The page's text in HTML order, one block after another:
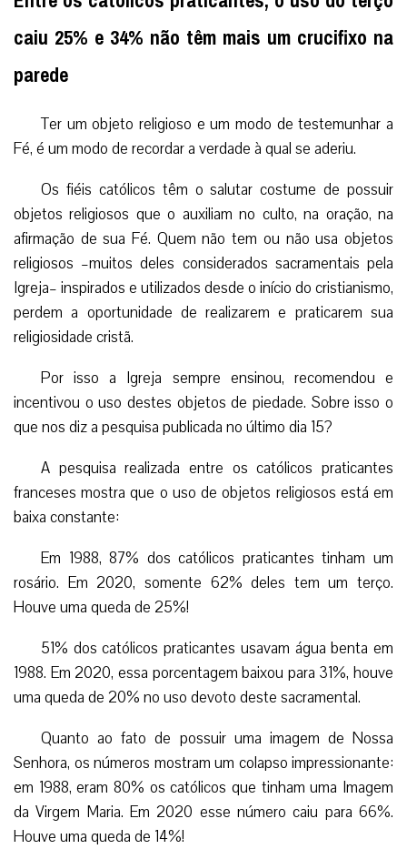
caiu 25% e 34% não têm mais um crucifixo na
parede
Ter um objeto religioso e um modo de testemunhar a
Fé, é um modo de recordar a verdade à qual se aderiu.
Os fiéis católicos têm o salutar costume de possuir
objetos religiosos que o auxiliam no culto, na oração, na
afirmação de sua Fé. Quem não tem ou não usa objetos
religiosos –muitos deles considerados sacramentais pela
Igreja– inspirados e utilizados desde o início do cristianismo,
perdem a oportunidade de realizarem e praticarem sua
religiosidade cristã.
Por isso a Igreja sempre ensinou, recomendou e
incentivou o uso destes objetos de piedade. Sobre isso o
que nos diz a pesquisa publicada no último dia 15?
A pesquisa realizada entre os católicos praticantes
franceses mostra que o uso de objetos religiosos está em
baixa constante:
Em 1988, 87% dos católicos praticantes tinham um
rosário. Em 2020, somente 62% deles tem um terço.
Houve uma queda de 25%!
51% dos católicos praticantes usavam água benta em
1988. Em 2020, essa porcentagem baixou para 31%, houve
uma queda de 20% no uso devoto deste sacramental.
Quanto ao fato de possuir uma imagem de Nossa
Senhora, os números mostram um colapso impressionante:
em 1988, eram 80% os católicos que tinham uma Imagem
da Virgem Maria. Em 2020 esse número caiu para 66%.
Houve uma queda de 14%!